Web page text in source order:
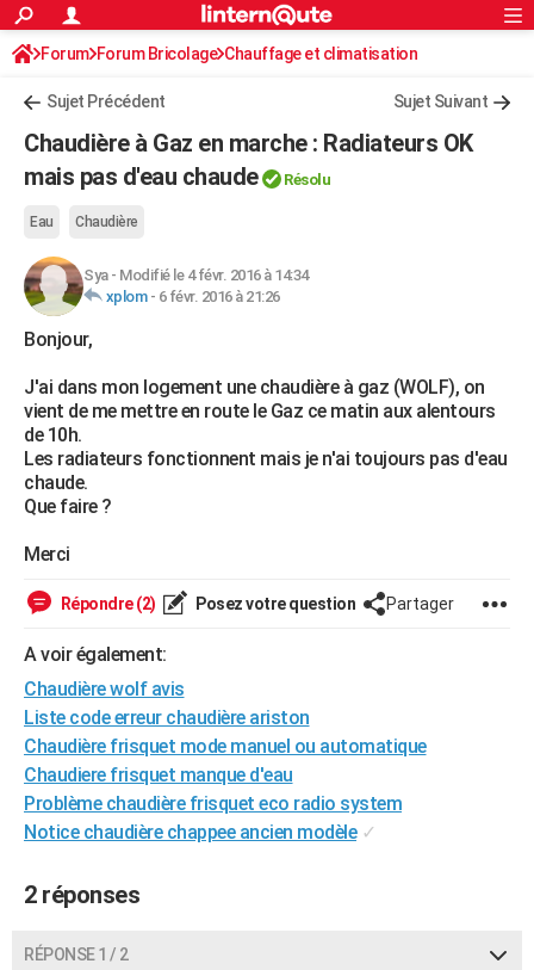
ACTUALITÉS
Politique
Société
Faits Divers
Education
Monde
Villes
+
Programme TV
Streaming
Cinéma
Sorties cinéma
Musique
FINANCE
Retraite
Impôts
Epargne
Immobilier
Risques naturels par ville
Banque
Assurance
Crédit
AUTO
Essais
Réserver un essai
Citadines
Berlines
SUV
Forum auto
HIGH-TECH
Mobiles
Meilleur smartphone
Internet
Ordinateurs
Jeux vidéo
Guide high-tech
BRICOLAGE
Guides de France
Escapades
Patrimoine
Expositions
Musées
Week-end nature
+LIFESTYLE
Art de vivre
Bien-être
Loisirs
Mode
Modes de vie
SANTE
Alimentation
Guide de la santé
Maladies
Médicaments
Sommeil
VOYAGE
Destinations
City break
Voyage nature
Voyage de noces
Forum
Climat
+PHOTO
GUIDES D'ACHAT
BONS PLANS
CARTE DE VOEUX
Carte de Noël
Carte Bonne année
Carte Saint-Valentin
Carte Pâques
Carte d'anniversaire
DICTIONNAIRE
Dictionnaire
Biographies
Citations
Expressions
Proverbes
PROGRAMME TV
S'inscrire
Se connecter
Lycées
Collèges
Primaires
Universités
Entreprises
Service militaire
Avis de recherche
AVIS DE DÉCÈS
FORUM
Rechercher
S'inscrire
Connexion
Forum Forum Bricolage Chauffage et climatisation
Sujet Précédent Sujet Suivant
Chaudière à Gaz en marche : Radiateurs OK
mais pas d'eau chaude
Résolu
Eau Chaudière
Sya- Modifié le 4 févr. 2016 à 14:34
xplom- 6 févr. 2016 à 21:26
Bonjour,
J'ai dans mon logement une chaudière à gaz (WOLF), on
vient de me mettre en route le Gaz ce matin aux alentours
de 10h.
Les radiateurs fonctionnent mais je n'ai toujours pas d'eau
chaude.
Que faire ?
Merci
Répondre (2) Posez votre question Partager
A voir également:
Chaudière wolf avis
Liste code erreur chaudière ariston
Chaudière frisquet mode manuel ou automatique
Chaudiere frisquet manque d'eau
Problème chaudière frisquet eco radio system
Notice chaudière chappee ancien modèle ✓
2 réponses
RÉPONSE 1 / 2